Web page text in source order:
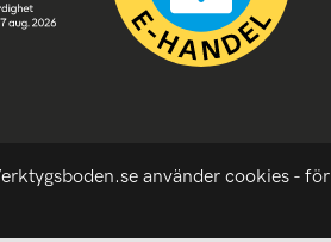
använder cookies - för